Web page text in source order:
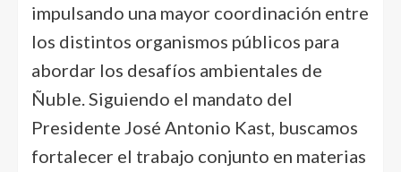
impulsando una mayor coordinación entre
los distintos organismos públicos para
abordar los desafíos ambientales de
Ñuble. Siguiendo el mandato del
Presidente José Antonio Kast, buscamos
fortalecer el trabajo conjunto en materias